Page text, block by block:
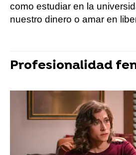
como estudiar en la
nuestro dinero o amar en
Profesionalidad